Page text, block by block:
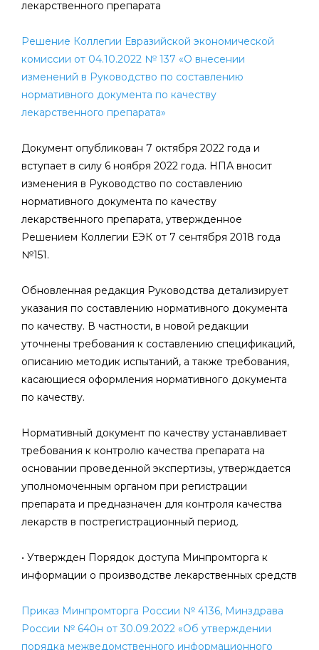
лекарственного препарата
Решение Коллегии Евразийской экономической
комиссии от 04.10.2022 № 137 «О внесении
изменений в Руководство по составлению
нормативного документа по качеству
лекарственного препарата»
Документ опубликован 7 октября 2022 года и
вступает в силу 6 ноября 2022 года. НПА вносит
изменения в Руководство по составлению
нормативного документа по качеству
лекарственного препарата, утвержденное
Решением Коллегии ЕЭК от 7 сентября 2018 года
№151.
Обновленная редакция Руководства детализирует
указания по составлению нормативного документа
по качеству. В частности, в новой редакции
уточнены требования к составлению спецификаций,
описанию методик испытаний, а также требования,
касающиеся оформления нормативного документа
по качеству.
Нормативный документ по качеству устанавливает
требования к контролю качества препарата на
основании проведенной экспертизы, утверждается
уполномоченным органом при регистрации
препарата и предназначен для контроля качества
лекарств в пострегистрационный период.
• Утвержден Порядок доступа Минпромторга к
информации о производстве лекарственных средств
Приказ Минпромторга России № 4136, Минздрава
России № 640н от 30.09.2022 «Об утверждении
порядка межведомственного информационного